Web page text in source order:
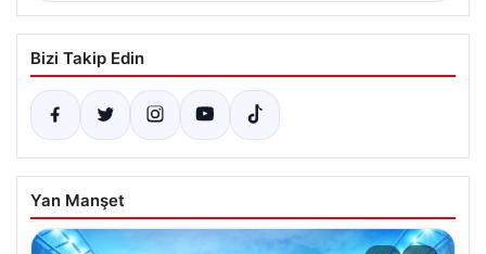
Bizi Takip Edin
Yan Manşet